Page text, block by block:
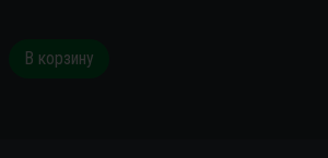
В корзину